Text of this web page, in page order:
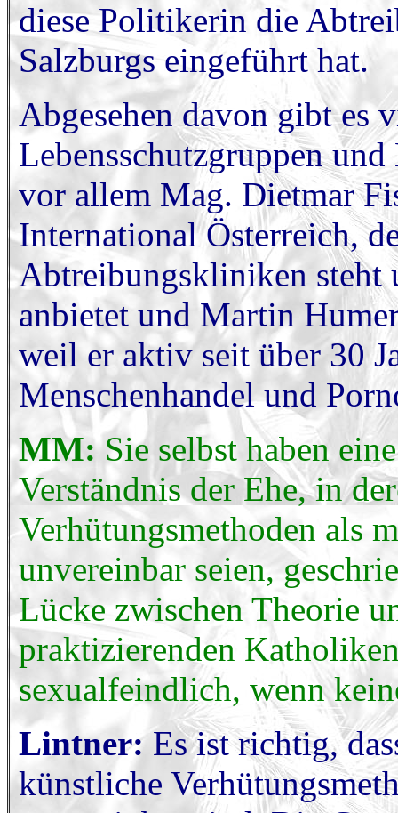
diese Politikerin die
Salzburgs eingeführt hat.
Abgesehen davon gibt es
Lebensschutzgruppen
vor allem Mag. Dietmar
International Österreich,
Abtreibungskliniken steht
anbietet und Martin
weil er aktiv seit über 30
Menschenhandel und
MM:Sie selbst haben
Verständnis der Ehe, in
Verhütungsmethoden als
unvereinbar seien,
Lücke zwischen Theorie
praktizierenden
sexualfeindlich, wenn
Lintner:Es ist richtig,
künstliche